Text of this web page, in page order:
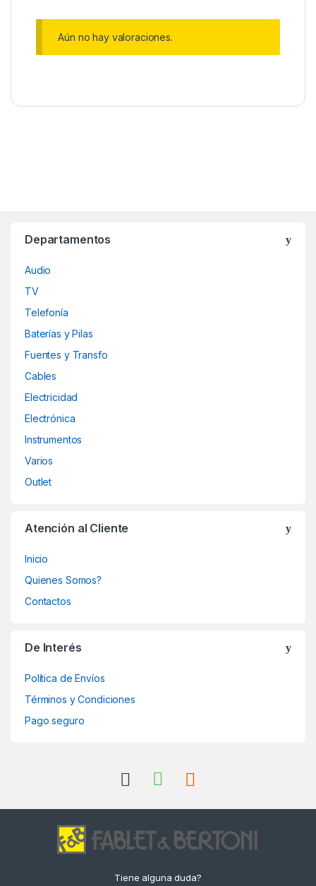
Aún no hay valoraciones.
Departamentos
Audio
TV
Telefonía
Baterías y Pilas
Fuentes y Transfo
Cables
Electricidad
Electrónica
Instrumentos
Varios
Outlet
Atención al Cliente
Inicio
Quienes Somos?
Contactos
De Interés
Política de Envíos
Términos y Condiciones
Pago seguro
Tiene alguna duda?